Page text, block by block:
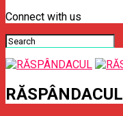
Connect with us
RĂSPÂNDACUL